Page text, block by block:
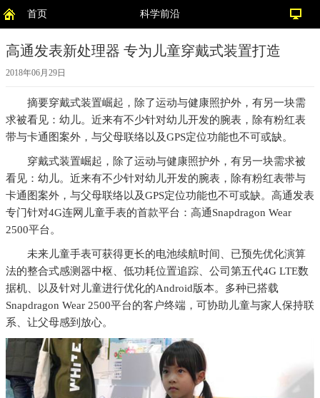
首页 科学前沿
高通发表新处理器 专为儿童穿戴式装置打造
2018年06月29日
摘要穿戴式装置崛起，除了运动与健康照护外，有另一块需
求被看见：幼儿。近来有不少针对幼儿开发的腕表，除有粉红表
带与卡通图案外，与父母联络以及GPS定位功能也不可或缺。
穿戴式装置崛起，除了运动与健康照护外，有另一块需求被
看见：幼儿。近来有不少针对幼儿开发的腕表，除有粉红表带与
卡通图案外，与父母联络以及GPS定位功能也不可或缺。高通发表
专门针对4G连网儿童手表的首款平台：高通Snapdragon Wear
2500平台。
未来儿童手表可获得更长的电池续航时间、已预先优化演算
法的整合式感测器中枢、低功耗位置追踪、公司第五代4G LTE数
据机、以及针对儿童进行优化的Android版本。多种已搭载
Snapdragon Wear 2500平台的客户终端，可协助儿童与家人保持联
系、让父母感到放心。